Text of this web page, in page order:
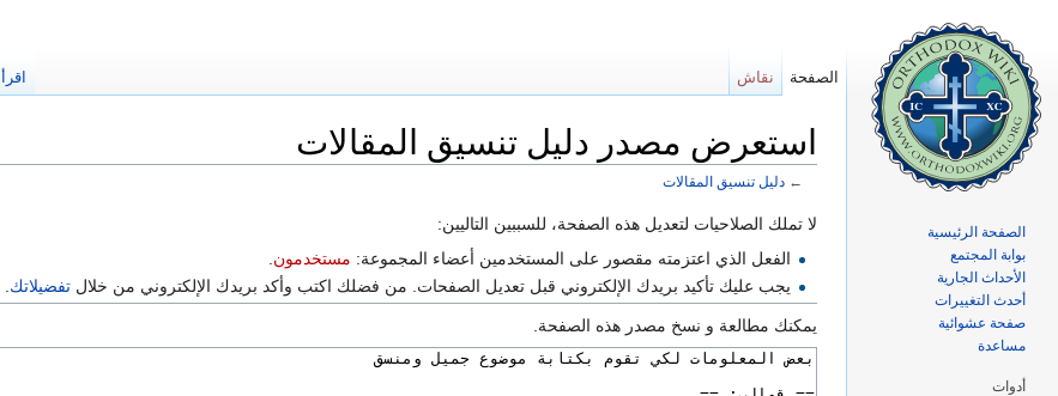
استعرض مصدر دليل تنسيق المقالات
← دليل تنسيق المقالات
لا تملك الصلاحيات لتعديل هذه الصفحة، للسببين التاليين:
الفعل الذي اعتزمته مقصور على المستخدمين أعضاء المجموعة: مستخدمون
يجب عليك تأكيد بريدك الإلكتروني قبل تعديل الصفحات. من فضلك اكتب وأكد بريدك الإلكتروني من خلالتفضيلاتك
يمكنك مطالعة و نسخ مصدر هذه الصفحة.
نقاش الصفحة اقرأ
الصفحة الرئيسية
بوابة المجتمع
الأحداث الجارية
أحدث التغييرات
صفحة عشوائية
مساعدة
أدوات